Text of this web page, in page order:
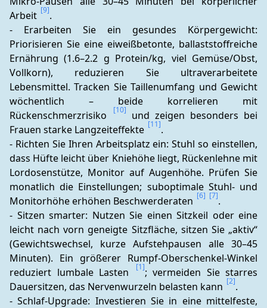
Arbeit [9].
- Erarbeiten Sie ein gesundes Körpergewicht:
Priorisieren Sie eine eiweißbetonte, ballaststoffreiche
Ernährung (1.6–2.2 g Protein/kg, viel Gemüse/Obst,
Vollkorn), reduzieren Sie ultraverarbeitete
Lebensmittel. Tracken Sie Taillenumfang und Gewicht
wöchentlich – beide korrelieren mit
Rückenschmerzrisiko
[10]
und zeigen besonders bei
Frauen starke Langzeiteffekte [11].
- Richten Sie Ihren Arbeitsplatz ein: Stuhl so einstellen,
dass Hüfte leicht über Kniehöhe liegt, Rückenlehne mit
Lordosenstütze, Monitor auf Augenhöhe. Prüfen Sie
monatlich die Einstellungen; suboptimale Stuhl- und
Monitorhöhe erhöhen Beschwerderaten [6] [7].
- Sitzen smarter: Nutzen Sie einen Sitzkeil oder eine
leicht nach vorn geneigte Sitzfläche, sitzen Sie „aktiv“
(Gewichtswechsel, kurze Aufstehpausen alle 30–45
Minuten). Ein größerer Rumpf-Oberschenkel-Winkel
reduziert lumbale Lasten
[1]; vermeiden Sie starres
Dauersitzen, das Nervenwurzeln belasten kann [2].
- Schlaf-Upgrade: Investieren Sie in eine mittelfeste,